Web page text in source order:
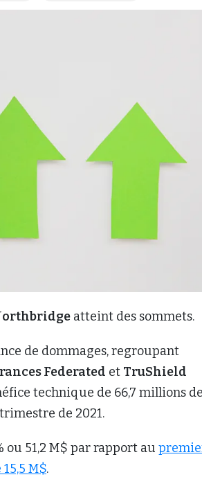
atteint des sommets.
de dommages, regroupant
Federated et TruShield
technique de 66,7 millions
de 2021.
ou 51,2 M$ par rapport au
M$.